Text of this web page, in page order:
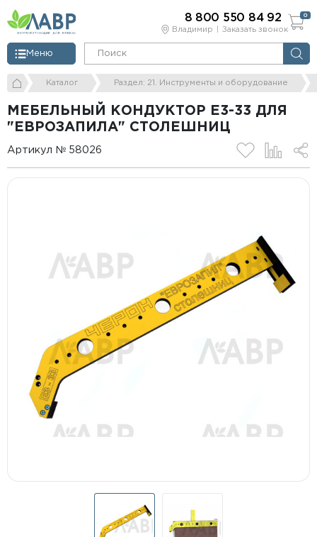
Владимир Заказать звонок
Меню
8 800 550 84 92 0
Каталог Раздел: 21. Инструменты и оборудование
МЕБЕЛЬНЫЙ КОНДУКТОР Е3-33 ДЛЯ
"ЕВРОЗАПИЛА" СТОЛЕШНИЦ
Артикул № 58026